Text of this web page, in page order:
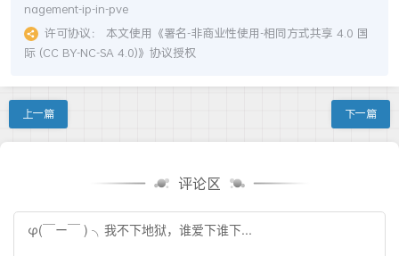
nagement-ip-in-pve
许可协议：
本文使用《署名-非商业性使用-相同方式共享 4.0 国
际 (CC BY-NC-SA 4.0)》协议授权
上一篇 下一篇
评论区